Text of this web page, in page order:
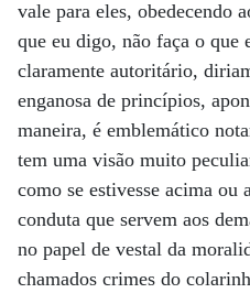
vale para eles, obedecendo
que eu digo, não faça o que
claramente autoritário,
enganosa de princípios,
maneira, é emblemático
tem uma visão muito
como se estivesse acima ou
conduta que servem aos
no papel de vestal da
chamados crimes do